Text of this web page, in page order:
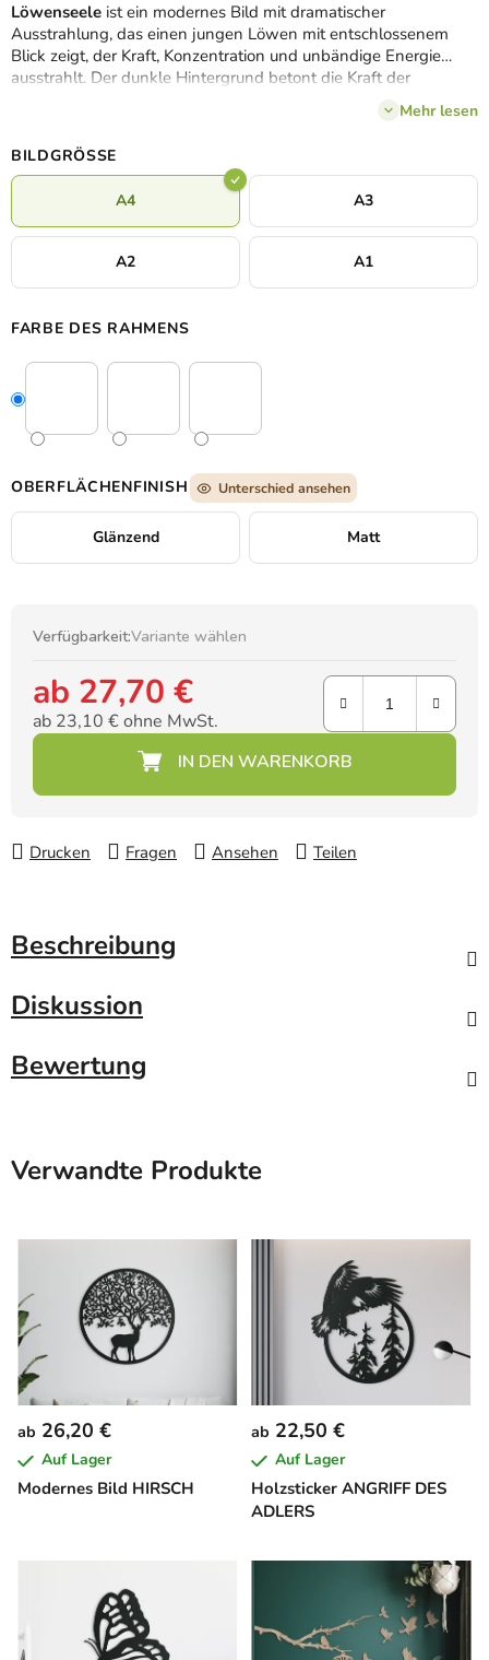
Löwenseele ist ein modernes Bild mit dramatischer
Ausstrahlung, das einen jungen Löwen mit entschlossenem
Blick zeigt, der Kraft, Konzentration und unbändige Energie
ausstrahlt. Der dunkle Hintergrund betont die Kraft der
Silhouette, während das markante gelbe abstrakte Element der
Komposition Spannung und Explosivität verleiht. Das Bild
verbindet die Wildheit der Natur mit moderner Ästhetik und
symbolisiert wachsende Kraft, Mut und Bereitschaft, sich
Herausforderungen zu stellen. Hervorragend geeignet als
dominantes Element für Innenräume mit Charakter.
Mehr lesen
BILDGRÖSSE
A4 A3
A2 A1
FARBE DES RAHMENS
OBERFLÄCHENFINISH Unterschied ansehen
Glänzend Matt
Verfügbarkeit:Variante wählen
ab 27,70 €
ab 23,10 €ohne MwSt.
Drucken Fragen Ansehen Teilen
Beschreibung
Diskussion
Bewertung
Verwandte Produkte
Modernes Bild HIRSCH
ab 26,20 €
Auf Lager
Holzsticker ANGRIFF DES
ADLERS
ab 22,50 €
Auf Lager